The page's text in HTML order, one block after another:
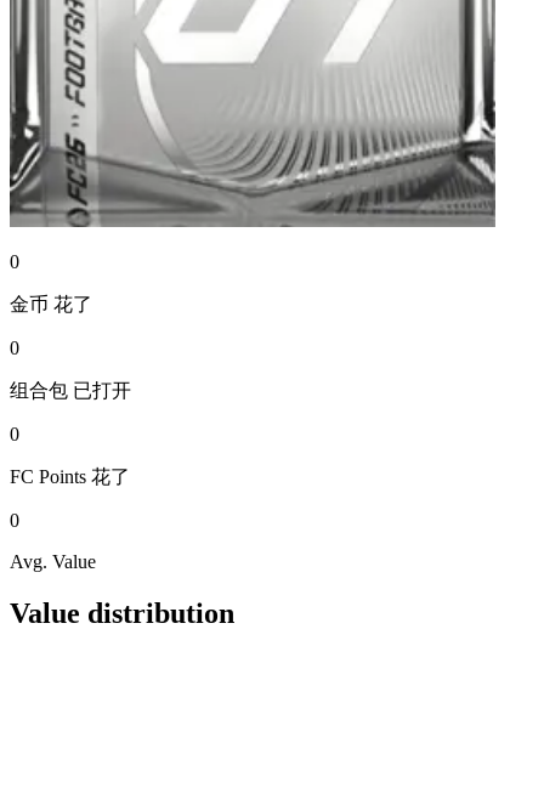
0
金币 花了
0
组合包 已打开
0
FC Points 花了
0
Avg. Value
Value distribution